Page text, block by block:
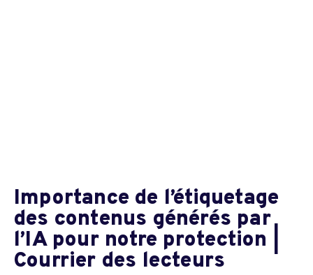
Importance de l’étiquetage
des contenus générés par
l’IA pour notre protection |
Courrier des lecteurs